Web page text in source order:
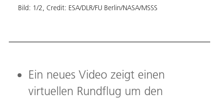
Bild: 1/2, Credit: ESA/DLR/FU Berlin/NASA/MSSS
Ein neues Video zeigt einen
virtuellen Rundflug um den